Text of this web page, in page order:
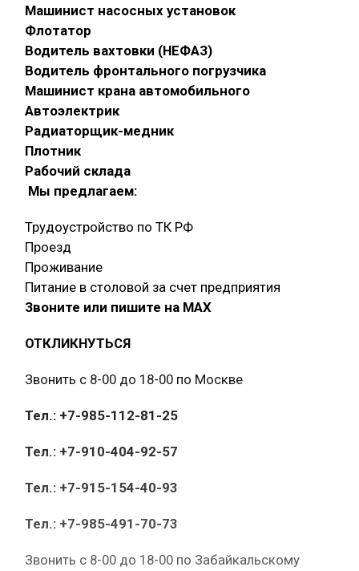
Машинист насосных установок
Флотатор
Водитель вахтовки (НЕФАЗ)
Водитель фронтального погрузчика
Машинист крана автомобильного
Автоэлектрик
Радиаторщик-медник
Плотник
Рабочий склада
Мы предлагаем:
Трудоустройство по ТК РФ
Проезд
Проживание
Питание в столовой за счет предприятия
Звоните или пишите на МАХ
ОТКЛИКНУТЬСЯ
Звонить с 8-00 до 18-00 по Москве
Тел.: +7-985-112-81-25
Тел.: +7-910-404-92-57
Тел.: +7-915-154-40-93
Тел.: +7-985-491-70-73
Звонить с 8-00 до 18-00 по Забайкальскому